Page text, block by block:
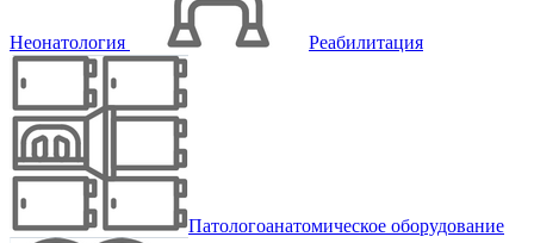
Неонатология Реабилитация
Патологоанатомическое оборудование